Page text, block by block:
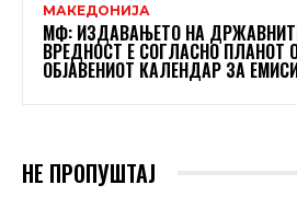
МАКЕДОНИЈА
МФ: ИЗДАВАЊЕТО НА
ВРЕДНОСТ Е СОГЛАСНО ПЛАНОТ
ОБЈАВЕНИОТ КАЛЕНДАР ЗА
НЕ ПРОПУШТАЈ